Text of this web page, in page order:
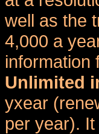
well as the
4,000 a
information
Unlimited
yxear
per year).